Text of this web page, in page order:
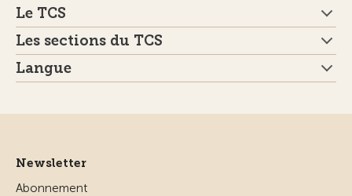
Le TCS
Les sections du TCS
Langue
Newsletter
Abonnement